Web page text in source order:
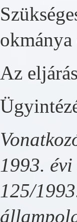
Az
1993.
125/